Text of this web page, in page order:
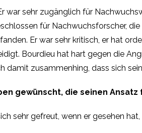
war sehr zugänglich für
für Nachwuchsforscher,
Er war sehr kritisch, er hat
Bourdieu hat hart gegen die
damit zusammenhing, dass sich
gewünscht, die seinen
sehr gefreut, wenn er gesehen